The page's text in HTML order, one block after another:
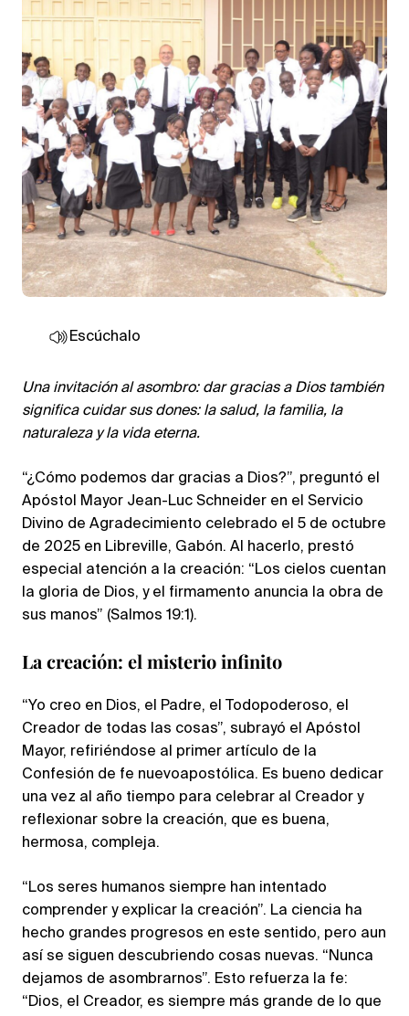
Escúchalo
Una invitación al asombro: dar gracias a Dios también
significa cuidar sus dones: la salud, la familia, la
naturaleza y la vida eterna.
“¿Cómo podemos dar gracias a Dios?”, preguntó el
Apóstol Mayor Jean-Luc Schneider en el Servicio
Divino de Agradecimiento celebrado el 5 de octubre
de 2025 en Libreville, Gabón. Al hacerlo, prestó
especial atención a la creación: “Los cielos cuentan
la gloria de Dios, y el firmamento anuncia la obra de
sus manos” (Salmos 19:1).
La creación: el misterio infinito
“Yo creo en Dios, el Padre, el Todopoderoso, el
Creador de todas las cosas”, subrayó el Apóstol
Mayor, refiriéndose al primer artículo de la
Confesión de fe nuevoapostólica. Es bueno dedicar
una vez al año tiempo para celebrar al Creador y
reflexionar sobre la creación, que es buena,
hermosa, compleja.
“Los seres humanos siempre han intentado
comprender y explicar la creación”. La ciencia ha
hecho grandes progresos en este sentido, pero aun
así se siguen descubriendo cosas nuevas. “Nunca
dejamos de asombrarnos”. Esto refuerza la fe:
“Dios, el Creador, es siempre más grande de lo que